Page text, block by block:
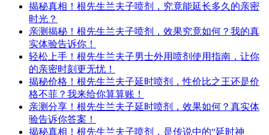
揭秘真相！根先生兰夫子喷剂，究竟能延长多久的亲密
时光？
亲测揭秘！根先生兰夫子喷剂，效果究竟如何？我的真
实体验告诉你！
轻松上手！根先生兰夫子男士外用喷剂使用指南，让你
的亲密时刻更无忧！
揭秘价格！根先生兰夫子延时喷剂，性价比之王还是价
格不菲？我来给你算算账！
亲测分享！根先生兰夫子延时喷剂，效果如何？真实体
验告诉你答案！
揭秘真相！根先生兰夫子喷剂，是传说中的“延时神